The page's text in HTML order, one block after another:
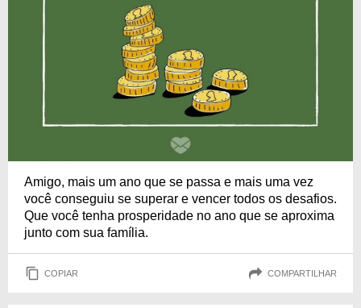
Amigo, mais um ano que se passa e mais uma vez
você conseguiu se superar e vencer todos os desafios.
Que você tenha prosperidade no ano que se aproxima
junto com sua família.
COPIAR COMPARTILHAR